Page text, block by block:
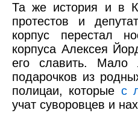
Та же история и в
протестов и
корпус перестал
корпуса Алексея
его славить. Мало
подарочков из
полицаи, которые с
учат суворовцев и